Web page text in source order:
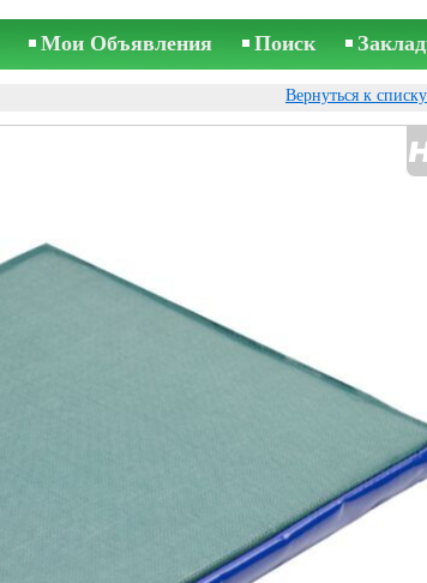
Мои Объявления Поиск
Вернуться к